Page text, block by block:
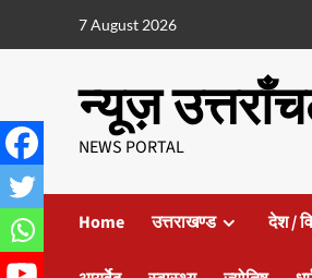
7 August 2026
न्यूज़
NEWS PORTAL
Home उत्तराखण्ड देश /